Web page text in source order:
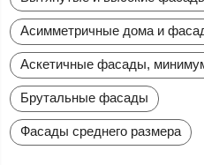
Асимметричные дома и
Аскетичные фасады,
Брутальные фасады
Фасады среднего размера